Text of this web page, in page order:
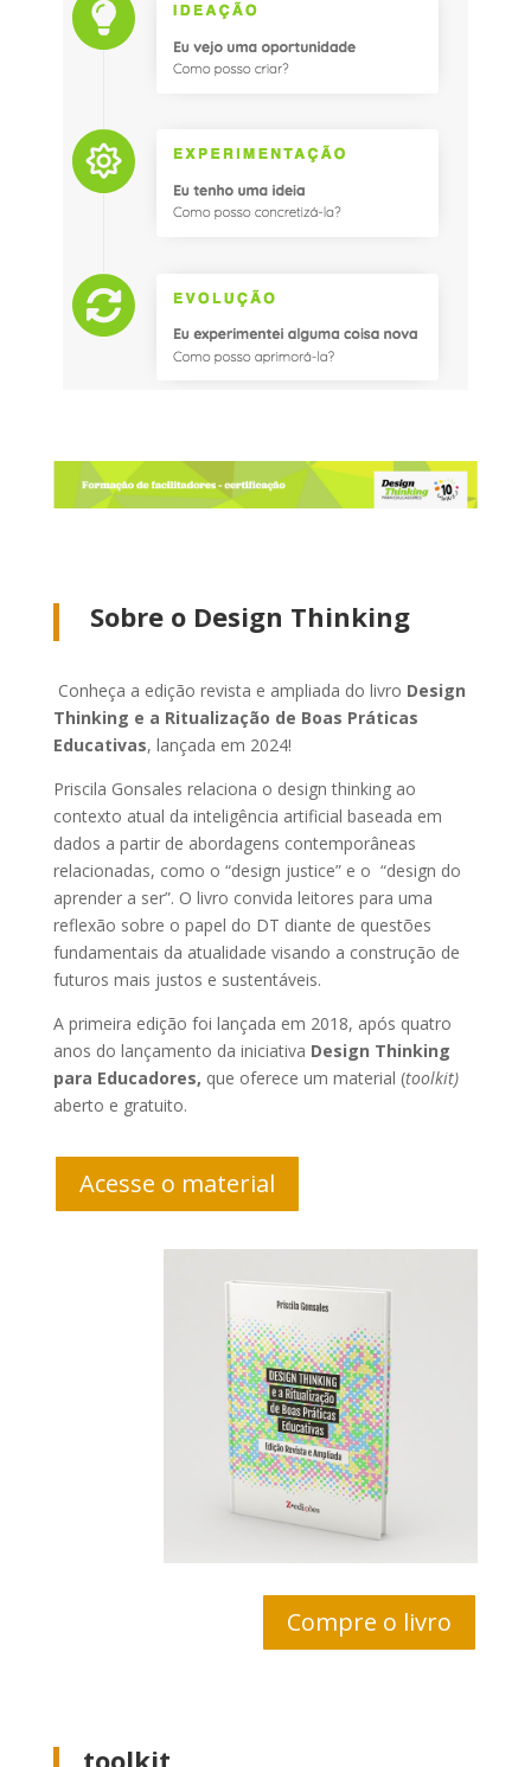
Sobre o Design Thinking
Conheça a edição revista e ampliada do livro Design
Thinking e a Ritualização de Boas Práticas
Educativas, lançada em 2024!
Priscila Gonsales relaciona o design thinking ao
contexto atual da inteligência artificial baseada em
dados a partir de abordagens contemporâneas
relacionadas, como o “design justice” e o “design do
aprender a ser”. O livro convida leitores para uma
reflexão sobre o papel do DT diante de questões
fundamentais da atualidade visando a construção de
futuros mais justos e sustentáveis.
A primeira edição foi lançada em 2018, após quatro
anos do lançamento da iniciativa Design Thinking
para Educadores, que oferece um material (toolkit)
aberto e gratuito.
Acesse o material
Compre o livro